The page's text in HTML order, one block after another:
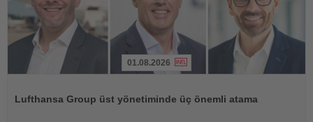
01.08.2026
Lufthansa Group üst yönetiminde üç önemli atama